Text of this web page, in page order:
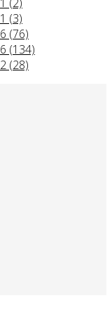
(3)
(76)
(134)
(28)